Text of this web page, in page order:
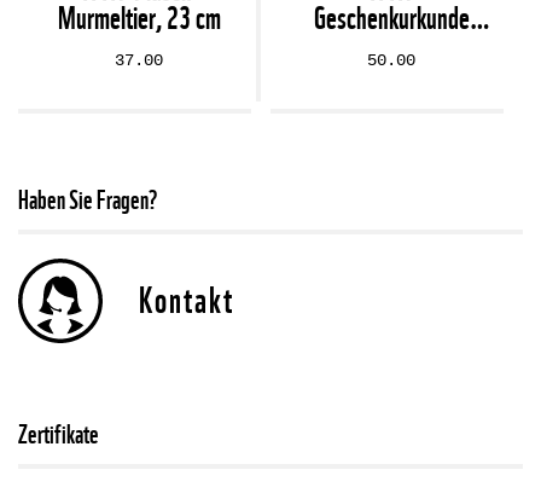
Murmeltier, 23 cm
37.00
Geschenkurkunde
«Regenwald» (digital)
50.00
Haben Sie Fragen?
Kontakt
Zertifikate